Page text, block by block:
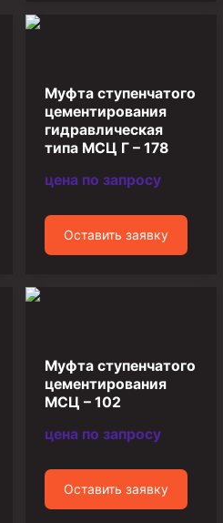
Муфта ступенчатого
цементирования
гидравлическая
типа МСЦ Г – 178
цена по запросу
Оставить заявку
Муфта ступенчатого
цементирования
МСЦ – 102
цена по запросу
Оставить заявку